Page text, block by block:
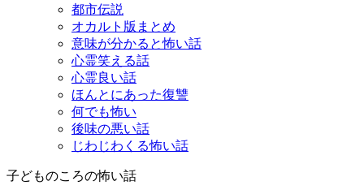
都市伝説
オカルト版まとめ
意味が分かると怖い話
心霊笑える話
心霊良い話
ほんとにあった復讐
何でも怖い
後味の悪い話
じわじわくる怖い話
子どものころの怖い話